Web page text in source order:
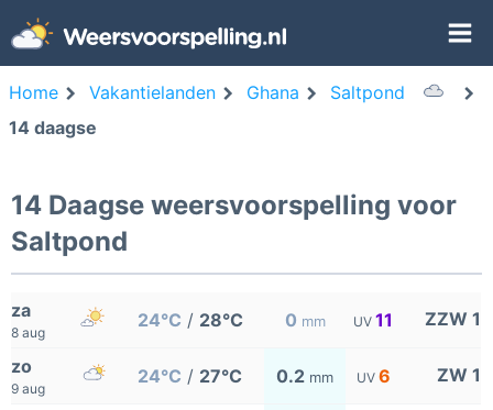
Home Vakantielanden Ghana
Saltpond
14 daagse
14 Daagse weersvoorspelling voor
Saltpond
za
8 aug
24°C / 28°C 0 mm UV 11 ZZW 1
zo
9 aug
24°C / 27°C 0.2 mm UV 6 ZW 1